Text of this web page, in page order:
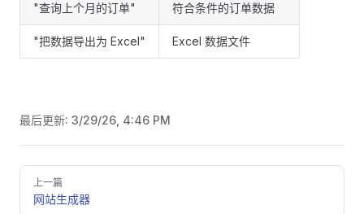
"查询上个月的订单" 符合条件的订单数据
"把数据导出为 Excel" Excel 数据文件
最后更新: 3/29/26, 4:46 PM
Pager
上一篇
网站生成器